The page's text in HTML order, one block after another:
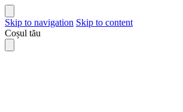
Skip to navigation Skip to content
Coșul tău